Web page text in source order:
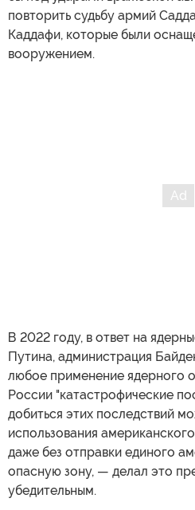
повторить судьбу армий
Каддафи, которые были
вооружением.
В 2022 году, в ответ на
Путина, администрация
любое применение ядерного
России "катастрофические
добиться этих последствий
использования
даже без отправки единого
опасную зону, — делал это
убедительным.